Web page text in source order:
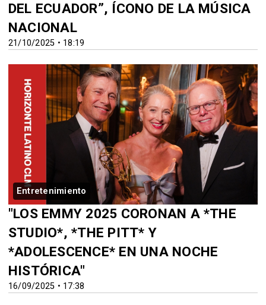
21/10/2025 • 18:19
DEL ECUADOR”, ÍCONO DE LA MÚSICA
NACIONAL
Entretenimiento
16/09/2025 • 17:38
"LOS EMMY 2025 CORONAN A *THE
STUDIO*, *THE PITT* Y
*ADOLESCENCE* EN UNA NOCHE
HISTÓRICA"